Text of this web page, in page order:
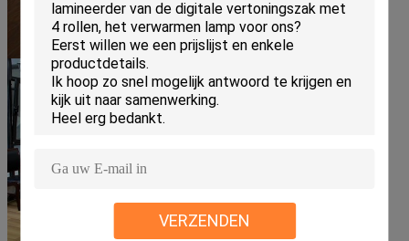
VERZENDEN